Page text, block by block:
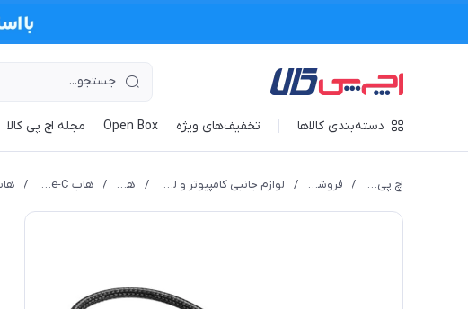
دسته‌بندی کالاها تخفیف‌های ویژه Open Box مجله اچ پی کالا
اچ پی کالا / فروشگاه / لوازم جانبی کامپیوتر و لپ تاپ / هاب / هاب Type-C /